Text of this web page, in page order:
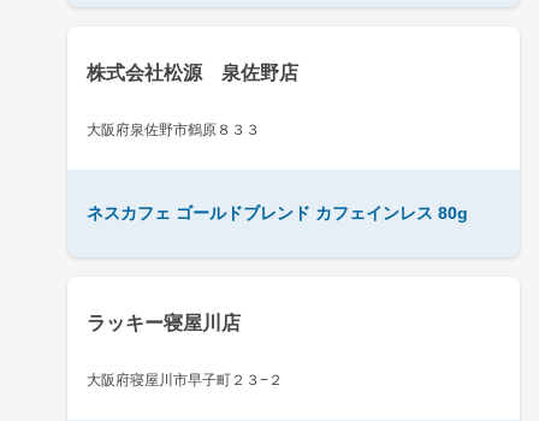
株式会社松源 泉佐野店
大阪府泉佐野市鶴原８３３
ネスカフェ ゴールドブレンド カフェインレス 80g
ラッキー寝屋川店
大阪府寝屋川市早子町２３−２